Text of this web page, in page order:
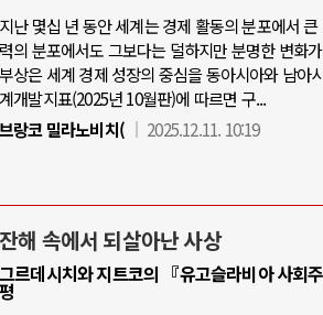
지난 몇십 년 동안 세계는 경제 활동의 분포에서
력의 분포에서도 그보다는 덜하지만 분명한 변화
부상은 세계 경제 성장의 중심을 동아시아와 남아
계개발지표(2025년 10월판)에 따르면 구...
브랑코 밀라노비치(
2025.12.11. 10:19
잔해 속에서 되살아난 사상
그르데시치와 지트코의 『유고슬라비아 사회
평